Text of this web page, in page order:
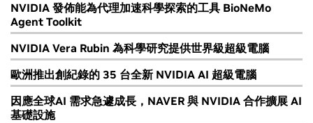
NVIDIA 發佈能為代理加速科學探索的工具 BioNeMo
Agent Toolkit
NVIDIA Vera Rubin 為科學研究提供世界級超級電腦
歐洲推出創紀錄的 35 台全新 NVIDIA AI 超級電腦
因應全球AI 需求急遽成長，NAVER 與 NVIDIA 合作擴展 AI
基礎設施